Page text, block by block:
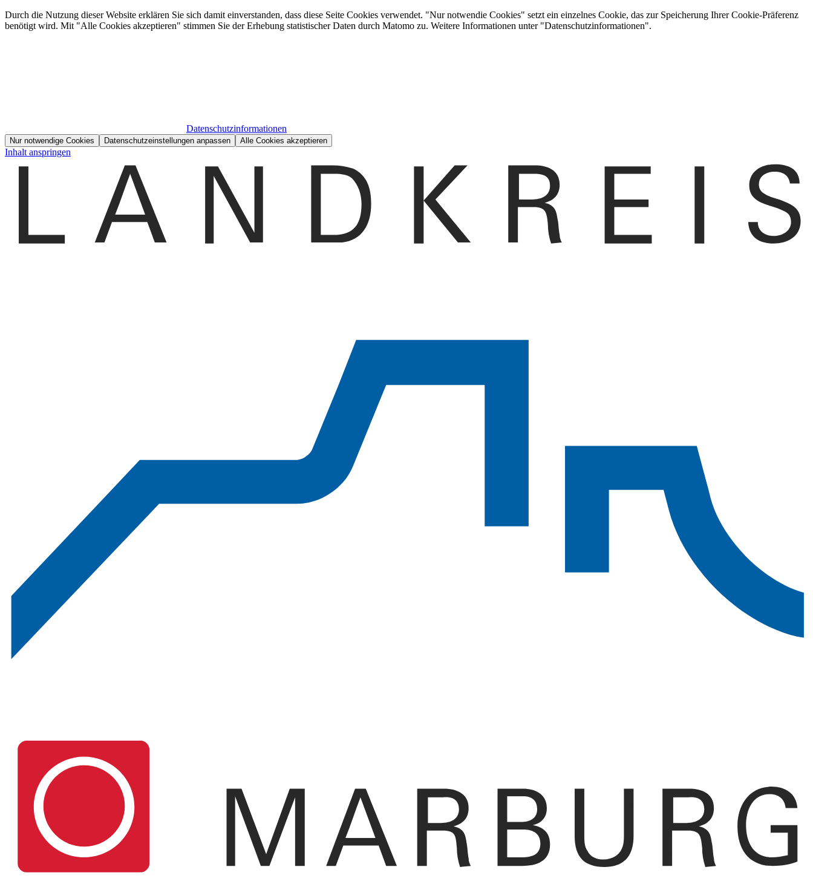
Durch die Nutzung dieser Website erklären Sie sich damit einverstanden, dass diese Seite Cookies verwendet. "Nur notwendie Cookies" setzt ein einzelnes Cookie, das zur Speicherung Ihrer Cookie-Präferenz
benötigt wird. Mit "Alle Cookies akzeptieren" stimmen Sie der Erhebung statistischer Daten durch Matomo zu. Weitere Informationen unter "Datenschutzinformationen".
Datenschutzinformationen
Nur notwendige Cookies Datenschutzeinstellungen anpassen Alle Cookies akzeptieren
Inhalt anspringen